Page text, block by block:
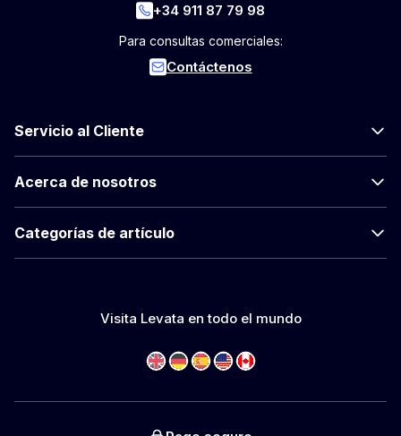
+34 911 87 79 98
Para consultas comerciales:
Contáctenos
Servicio al Cliente
Acerca de nosotros
Categorías de artículo
Visita Levata en todo el mundo